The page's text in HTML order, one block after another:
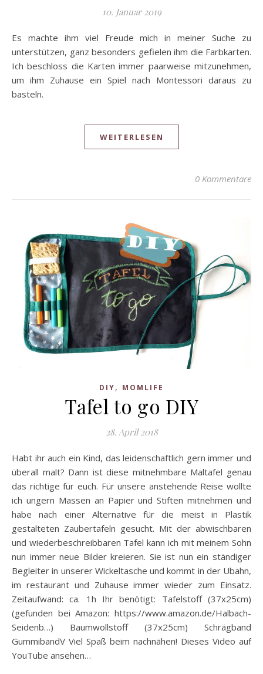
10. Januar 2019
Es machte ihm viel Freude mich in meiner Suche zu
unterstützen, ganz besonders gefielen ihm die Farbkarten.
Ich beschloss die Karten immer paarweise mitzunehmen,
um ihm Zuhause ein Spiel nach Montessori daraus zu
basteln.
WEITERLESEN
0 Kommentare
DIY, MOMLIFE
Tafel to go DIY
28. April 2018
Habt ihr auch ein Kind, das leidenschaftlich gern immer und
überall malt? Dann ist diese mitnehmbare Maltafel genau
das richtige für euch. Für unsere anstehende Reise wollte
ich ungern Massen an Papier und Stiften mitnehmen und
habe nach einer Alternative für die meist in Plastik
gestalteten Zaubertafeln gesucht. Mit der abwischbaren
und wiederbeschreibbaren Tafel kann ich mit meinem Sohn
nun immer neue Bilder kreieren. Sie ist nun ein ständiger
Begleiter in unserer Wickeltasche und kommt in der Ubahn,
im restaurant und Zuhause immer wieder zum Einsatz.
Zeitaufwand: ca. 1h Ihr benötigt: Tafelstoff (37x25cm)
(gefunden bei Amazon: https://www.amazon.de/Halbach-
Seidenb…) Baumwollstoff (37x25cm) Schrägband
GummibandV Viel Spaß beim nachnähen! Dieses Video auf
YouTube ansehen…